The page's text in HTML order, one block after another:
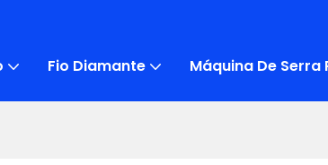
Fio Diamante Máquina De Serra